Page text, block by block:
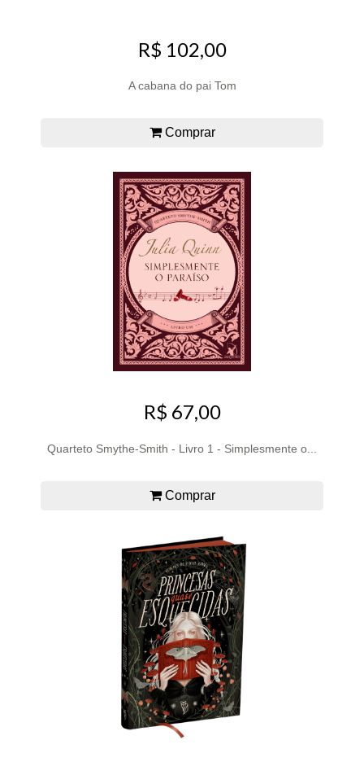
R$ 102,00
A cabana do pai Tom
Comprar
R$ 67,00
Quarteto Smythe-Smith - Livro 1 - Simplesmente o...
Comprar